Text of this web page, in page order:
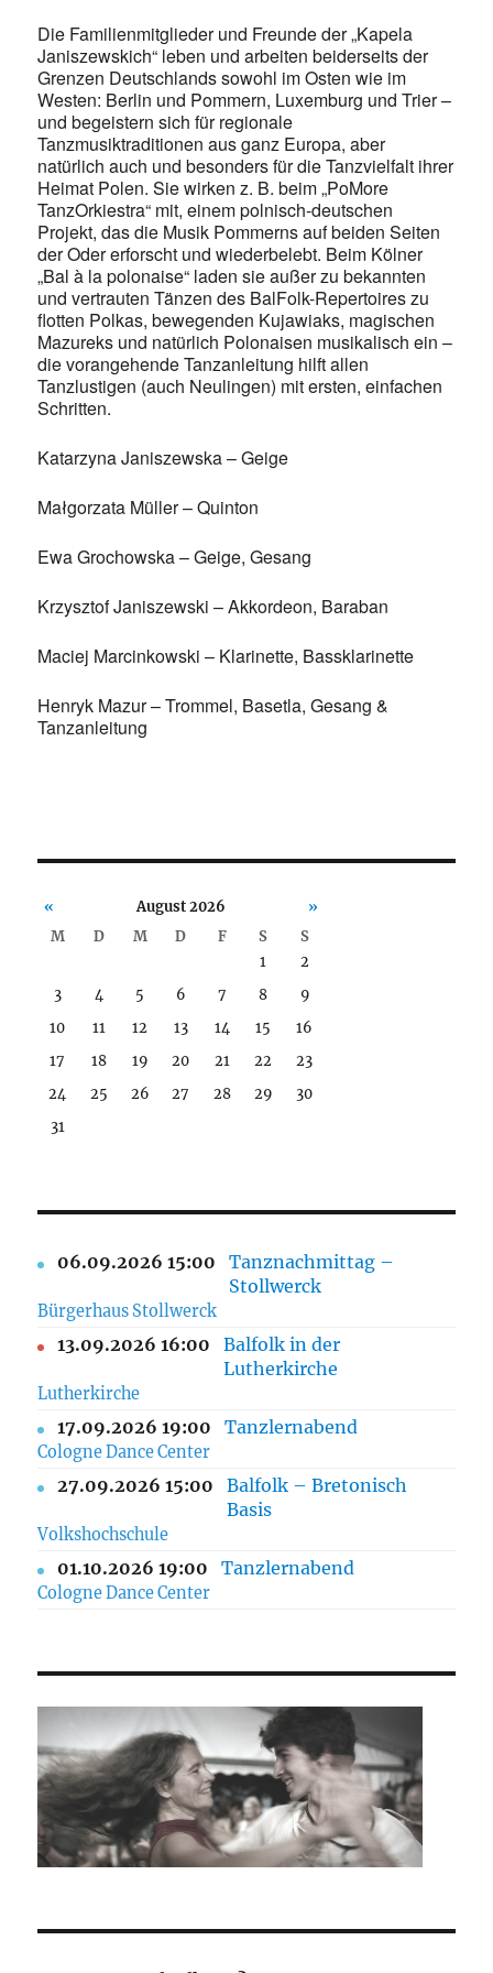
Die Familienmitglieder und Freunde der „Kapela
Janiszewskich“ leben und arbeiten beiderseits der
Grenzen Deutschlands sowohl im Osten wie im
Westen: Berlin und Pommern, Luxemburg und Trier –
und begeistern sich für regionale
Tanzmusiktraditionen aus ganz Europa, aber
natürlich auch und besonders für die Tanzvielfalt ihrer
Heimat Polen. Sie wirken z. B. beim „PoMore
TanzOrkiestra“ mit, einem polnisch-deutschen
Projekt, das die Musik Pommerns auf beiden Seiten
der Oder erforscht und wiederbelebt. Beim Kölner
„Bal à la polonaise“ laden sie außer zu bekannten
und vertrauten Tänzen des BalFolk-Repertoires zu
flotten Polkas, bewegenden Kujawiaks, magischen
Mazureks und natürlich Polonaisen musikalisch ein –
die vorangehende Tanzanleitung hilft allen
Tanzlustigen (auch Neulingen) mit ersten, einfachen
Schritten.
Katarzyna Janiszewska – Geige
Małgorzata Müller – Quinton
Ewa Grochowska – Geige, Gesang
Krzysztof Janiszewski – Akkordeon, Baraban
Maciej Marcinkowski – Klarinette, Bassklarinette
Henryk Mazur – Trommel, Basetla, Gesang &
Tanzanleitung
« August 2026
»
M
D M D F S
S
1
2
3
4 5 6 7 8
9
10
11 12 13 14 15
16
17
18 19 20 21 22
23
24
25 26 27 28 29
30
31
06.09.2026 15:00
Tanznachmittag –
Stollwerck
Bürgerhaus Stollwerck
13.09.2026 16:00
Balfolk in der
Lutherkirche
Lutherkirche
17.09.2026 19:00 Tanzlernabend
Cologne Dance Center
27.09.2026 15:00
Balfolk – Bretonisch
Basis
Volkshochschule
01.10.2026 19:00 Tanzlernabend
Cologne Dance Center